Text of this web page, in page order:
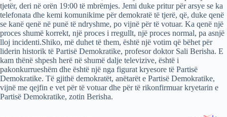
tjetër, deri në orën 19:00 të mbrëmjes. Jemi duke pritur për arsye se ka
telefonata dhe kemi komunikime për demokratë të tjerë, që, duke qenë
se kanë qenë në punë të ndryshme, po vijnë për të votuar. Ka qenë një
proces shumë korrekt, një proces i rregullt, një proces normal, pa asnjë
lloj incidenti.Shiko, më duhet të them, është një votim që bëhet për
liderin historik të Partisë Demokratike, profesor doktor Sali Berisha. E
kam thënë shpesh herë në shumë dalje televizive, është i
pakonkurrueshëm dhe është një nga figurat kryesore të Partisë
Demokratike. Të gjithë demokratët, anëtarët e Partisë Demokratike,
vijnë me qejfin e vet për të votuar dhe për të rikonfirmuar kryetarin e
Partisë Demokratike, zotin Berisha.